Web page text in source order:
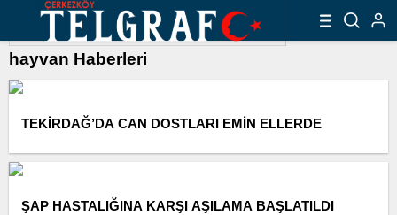
hayvan Haberleri
TEKİRDAĞ’DA CAN DOSTLARI EMİN ELLERDE
ŞAP HASTALIĞINA KARŞI AŞILAMA BAŞLATILDI